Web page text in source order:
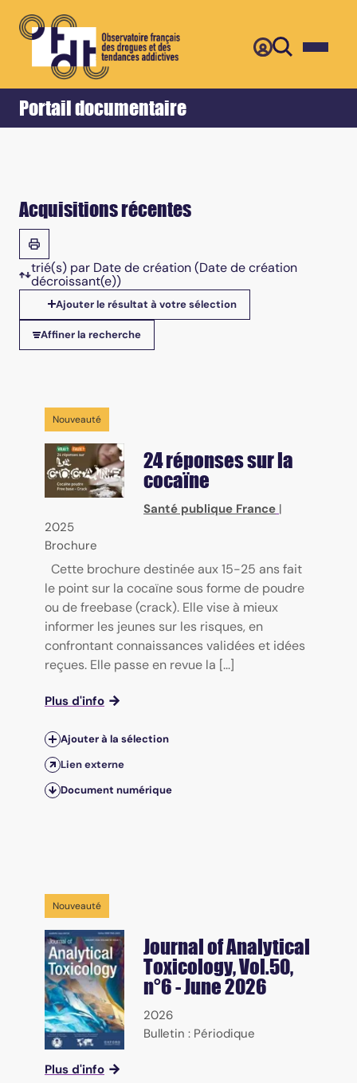
Portail documentaire
Accueil Retour
Acquisitions récentes
Tris disponibles
trié(s) par Date de création (Date de création
décroissant(e))
Ajouter le résultat à votre sélection
Affiner la recherche
Nouveauté
24 réponses sur la
cocaïne
Santé publique France |
2025
Brochure
Cette brochure destinée aux 15-25 ans fait
le point sur la cocaïne sous forme de poudre
ou de freebase (crack). Elle vise à mieux
informer les jeunes sur les risques, en
confrontant connaissances validées et idées
reçues. Elle passe en revue la [...]
Plus d'info
Ajouter à la sélection
Lien externe
Document numérique
Nouveauté
Journal of Analytical
Toxicology, Vol.50,
n°6 - June 2026
2026
Bulletin : Périodique
Plus d'info